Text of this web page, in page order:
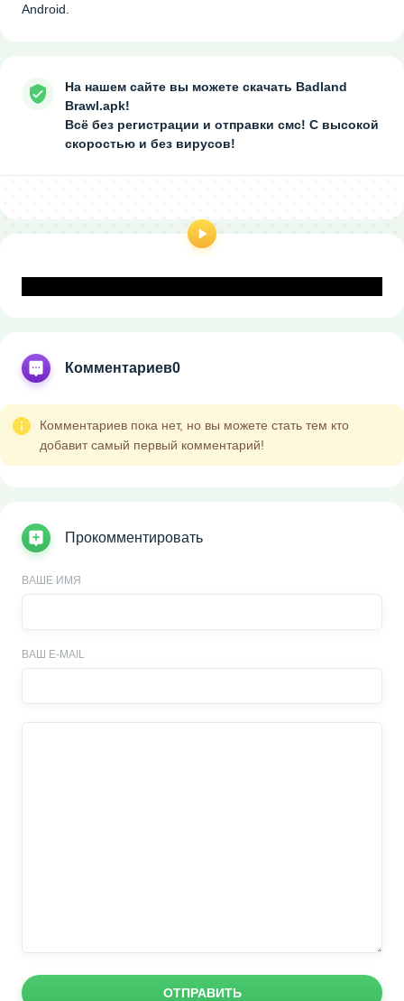
Android.
На нашем сайте вы можете скачать Badland
Brawl.apk!
Всё без регистрации и отправки смс! С высокой
скоростью и без вирусов!
Комментариев0
Комментариев пока нет, но вы можете стать тем кто
добавит самый первый комментарий!
Прокомментировать
ВАШЕ ИМЯ
ВАШ E-MAIL
ОТПРАВИТЬ